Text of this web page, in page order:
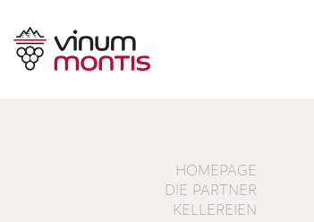
HOMEPAGE
DIE PARTNER
KELLEREIEN